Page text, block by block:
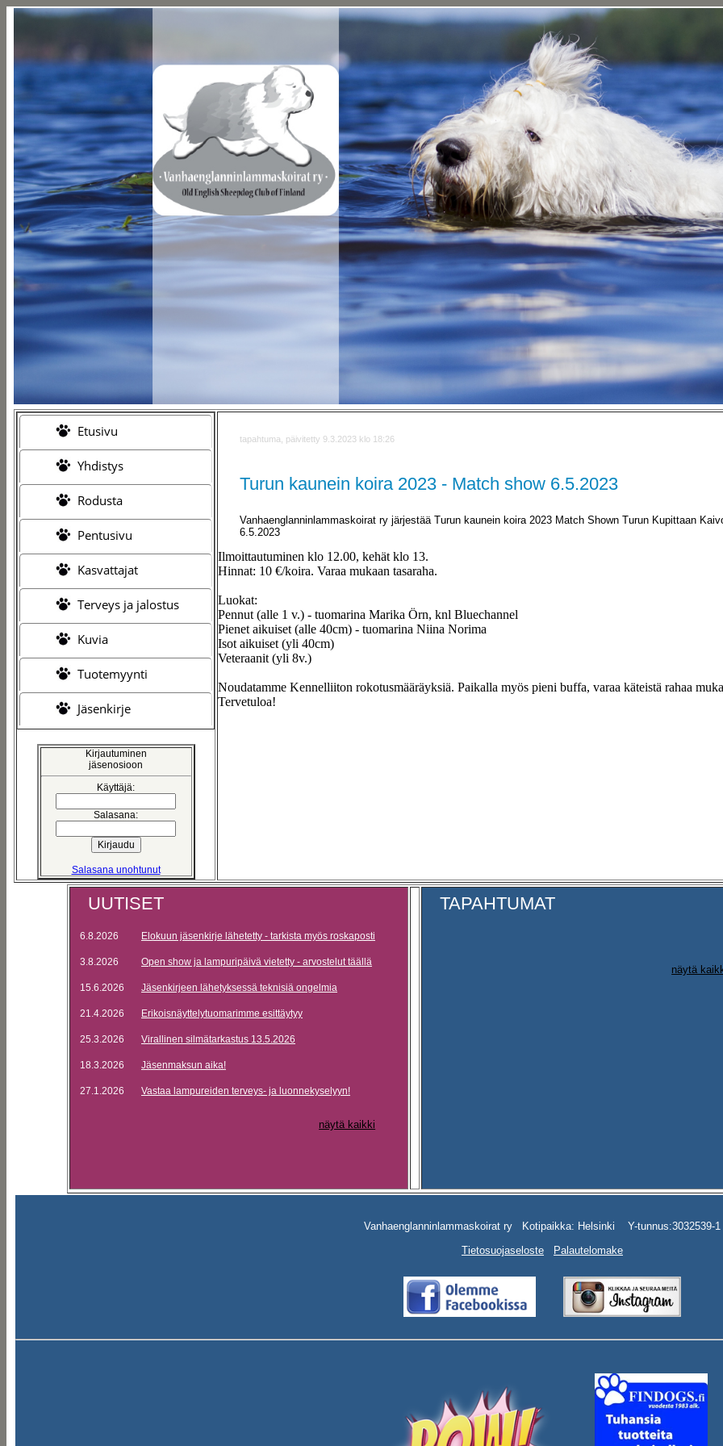
Etusivu
Yhdistys
Rodusta
Pentusivu
Kasvattajat
Terveys ja jalostus
Kuvia
Tuotemyynti
Jäsenkirje
Kirjautuminen
jäsenosioon
Käyttäjä:
Salasana:
Salasana unohtunut
tapahtuma, päivitetty 9.3.2023 klo 18:26
Turun kaunein koira 2023 - Match show 6.5.2023
Vanhaenglanninlammaskoirat ry järjestää Turun kaunein koira 2023 Match Shown Turun Kupittaan
6.5.2023
Ilmoittautuminen klo 12.00, kehät klo 13.
Hinnat: 10 €/koira. Varaa mukaan tasaraha.
Luokat:
Pennut (alle 1 v.) - tuomarina Marika Örn, knl Bluechannel
Pienet aikuiset (alle 40cm) - tuomarina Niina Norima
Isot aikuiset (yli 40cm)
Veteraanit (yli 8v.)
Noudatamme Kennelliiton rokotusmääräyksiä. Paikalla myös pieni buffa, varaa käteistä rahaa
Tervetuloa!
UUTISET
6.8.2026 Elokuun jäsenkirje lähetetty - tarkista myös roskaposti
3.8.2026 Open show ja lampuripäivä vietetty - arvostelut täällä
15.6.2026 Jäsenkirjeen lähetyksessä teknisiä ongelmia
21.4.2026 Erikoisnäyttelytuomarimme esittäytyy
25.3.2026 Virallinen silmätarkastus 13.5.2026
18.3.2026 Jäsenmaksun aika!
27.1.2026 Vastaa lampureiden terveys- ja luonnekyselyyn!
näytä kaikki
TAPAHTUMAT
näytä
Vanhaenglanninlammaskoirat ry Kotipaikka: Helsinki Y-tunnus:3032539-1
Tietosuojaseloste
Palautelomake